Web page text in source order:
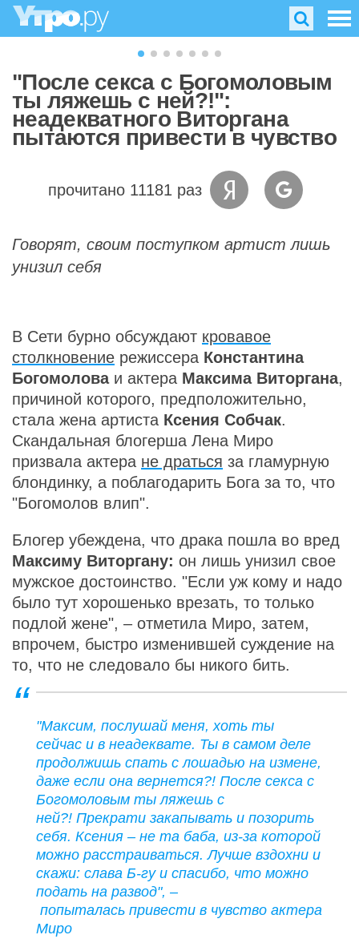
"После секса с Богомоловым
ты ляжешь с ней?!":
неадекватного Виторгана
пытаются привести в чувство
прочитано 11181 раз
Говорят, своим поступком артист лишь
унизил себя
В Сети бурно обсуждают кровавое
столкновение режиссера Константина
Богомоловаи актера Максима Виторгана,
причиной которого, предположительно,
стала жена артиста Ксения Собчак.
Скандальная блогерша Лена Миро
призвала актера не драться за гламурную
блондинку, а поблагодарить Бога за то, что
"Богомолов влип".
Блогер убеждена, что драка пошла во вред
Максиму Виторгану: он лишь унизил свое
мужское достоинство. "Если уж кому и надо
было тут хорошенько врезать, то только
подлой жене", – отметила Миро, затем,
впрочем, быстро изменившей суждение на
то, что не следовало бы никого бить.
"Максим, послушай меня, хоть ты
сейчас и в неадеквате. Ты в самом деле
продолжишь спать с лошадью на измене,
даже если она вернется?! После секса с
Богомоловым ты ляжешь с
ней?! Прекрати закапывать и позорить
себя. Ксения – не та баба, из-за которой
можно расстраиваться. Лучше вздохни и
скажи: слава Б-гу и спасибо, что можно
подать на развод", –
попыталась привести в чувство актера
Миро